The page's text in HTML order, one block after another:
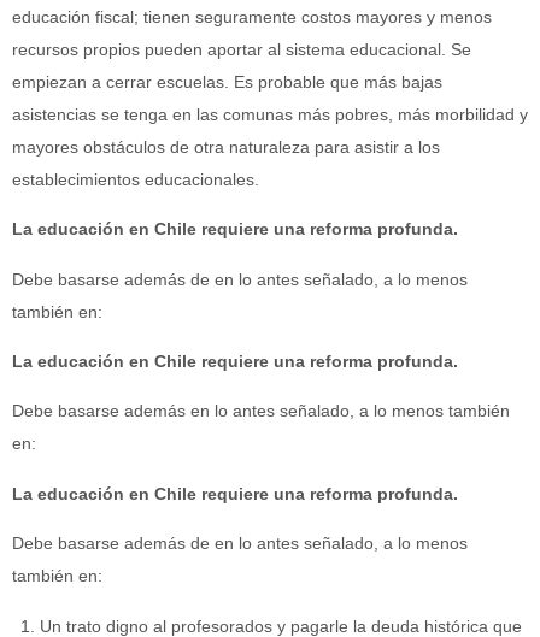
educación fiscal; tienen seguramente costos mayores y menos
recursos propios pueden aportar al sistema educacional. Se
empiezan a cerrar escuelas. Es probable que más bajas
asistencias se tenga en las comunas más pobres, más morbilidad y
mayores obstáculos de otra naturaleza para asistir a los
establecimientos educacionales.
La educación en Chile requiere una reforma profunda.
Debe basarse además de en lo antes señalado, a lo menos
también en:
La educación en Chile requiere una reforma profunda.
Debe basarse además en lo antes señalado, a lo menos también
en:
La educación en Chile requiere una reforma profunda.
Debe basarse además de en lo antes señalado, a lo menos
también en:
Un trato digno al profesorados y pagarle la deuda histórica que